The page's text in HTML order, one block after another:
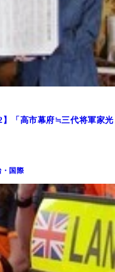
】「高市幕府≒三代将軍家光
・国際